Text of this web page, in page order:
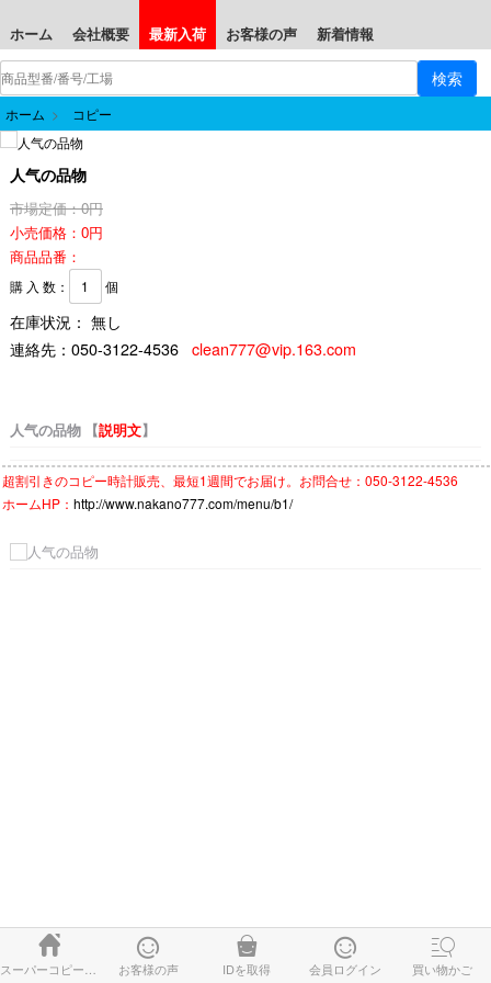
ホーム 会社概要 最新入荷 お客様の声 新着情報
ホーム > コピー
人气の品物
市場定価：0円
小売価格：0円
商品品番：
購 入 数： 個
在庫状況： 無し
連絡先： 050-3122-4536 clean777@vip.163.com
人气の品物 【説明文】
超割引きのコピー時計販売、最短1週間でお届け。お問合せ：050-3122-4536
ホームHP： http://www.nakano777.com/menu/b1/
 
お客様の声

IDを取得

会員ログイン

買い物かご